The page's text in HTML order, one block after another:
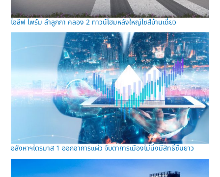
ไอลีฟ ไพร์ม ลำลูกกา คลอง 2 ทาวน์โฮมหลังใหญ่ไซส์บ้านเดี่ยว
อสังหาฯไตรมาส 1 ออกอาการแผ่ว จับตาการเมืองไม่นิ่งมีสิทธิ์ซึมยาว